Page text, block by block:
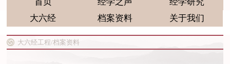
大六经
档案资料 关于我们
大六经工程/档案资料